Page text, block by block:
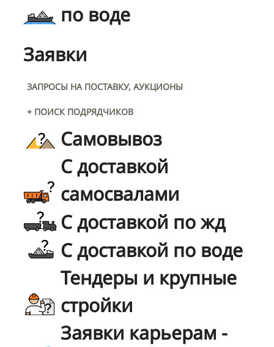
по воде
Заявки
ЗАПРОСЫ НА ПОСТАВКУ, АУКЦИОНЫ
+ ПОИСК ПОДРЯДЧИКОВ
Самовывоз
С доставкой
самосвалами
С доставкой по жд
С доставкой по воде
Тендеры и крупные
стройки
Заявки карьерам -